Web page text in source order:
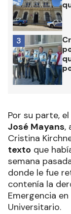
3
Por su parte,
José Mayans,
Cristina
texto que
semana
donde le fue
contenía la
Emergencia
Universitario.